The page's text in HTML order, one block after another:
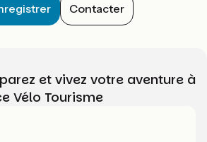
Contacter
et vivez votre aventure à
Vélo Tourisme